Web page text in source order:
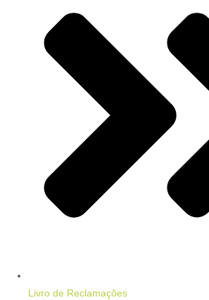
Livro de Reclamações